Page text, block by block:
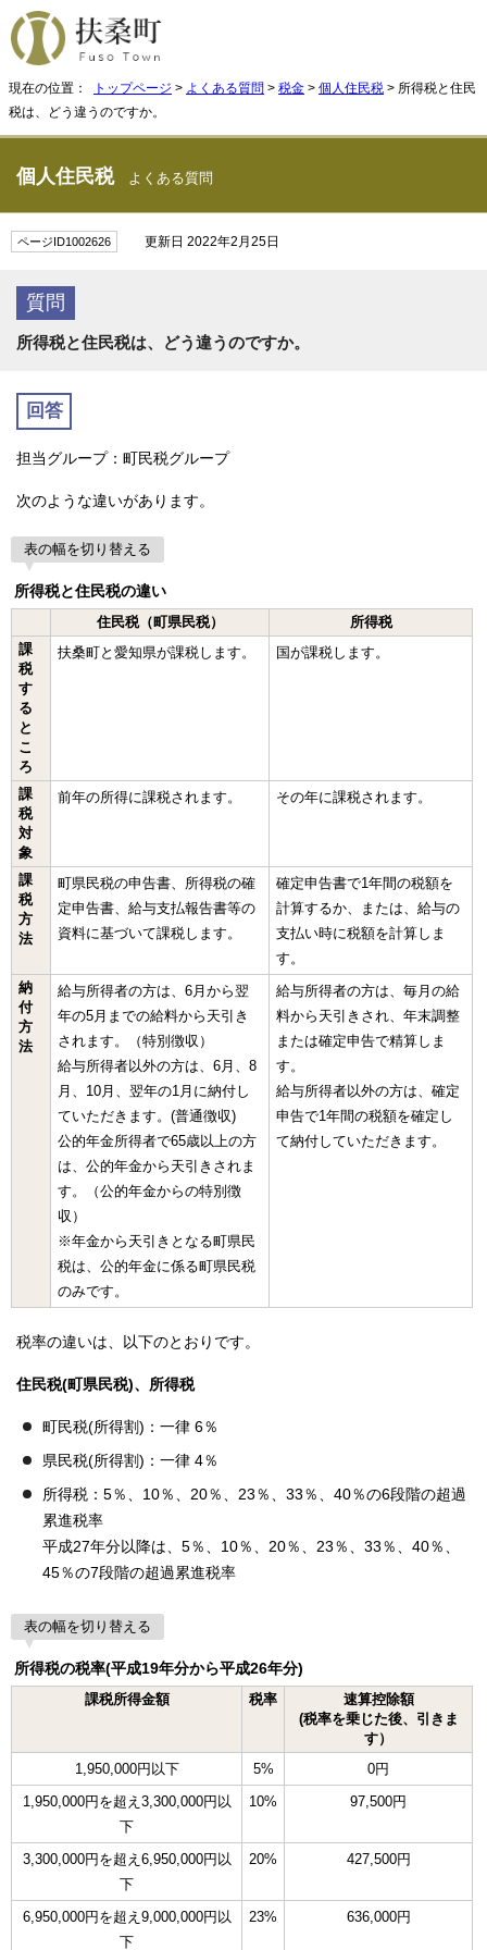
現在の位置： トップページ > よくある質問 > 税金 > 個人住民税 > 所得税と住民
税は、どう違うのですか。
個人住民税よくある質問
ページID1002626 更新日 2022年2月25日
質問
所得税と住民税は、どう違うのですか。
回答
担当グループ：町民税グループ
次のような違いがあります。
表の幅を切り替える
所得税と住民税の違い
住民税（町県民税）
所得税
課
税
す
る
と
こ
ろ
扶桑町と愛知県が課税します。 国が課税します。
課
税
対
象
前年の所得に課税されます。 その年に課税されます。
課
税
方
法
町県民税の申告書、所得税の確
定申告書、給与支払報告書等の
資料に基づいて課税します。
確定申告書で1年間の税額を
計算するか、または、給与の
支払い時に税額を計算しま
す。
納
付
方
法
給与所得者の方は、6月から翌
年の5月までの給料から天引き
されます。（特別徴収）
給与所得者以外の方は、6月、8
月、10月、翌年の1月に納付し
ていただきます。(普通徴収)
公的年金所得者で65歳以上の方
は、公的年金から天引きされま
す。（公的年金からの特別徴
収）
※年金から天引きとなる町県民
税は、公的年金に係る町県民税
のみです。
給与所得者の方は、毎月の給
料から天引きされ、年末調整
または確定申告で精算しま
す。
給与所得者以外の方は、確定
申告で1年間の税額を確定し
て納付していただきます。
税率の違いは、以下のとおりです。
住民税(町県民税)、所得税
町民税(所得割)：一律 6％
県民税(所得割)：一律 4％
所得税：5％、10％、20％、23％、33％、40％の6段階の超過
累進税率
平成27年分以降は、5％、10％、20％、23％、33％、40％、
45％の7段階の超過累進税率
表の幅を切り替える
所得税の税率(平成19年分から平成26年分)
課税所得金額
税率
速算控除額
(税率を乗じた後、引きま
す）
1,950,000円以下
5%
0円
1,950,000円を超え3,300,000円以
下
10% 97,500円
3,300,000円を超え6,950,000円以
下
20% 427,500円
6,950,000円を超え9,000,000円以
下
23% 636,000円